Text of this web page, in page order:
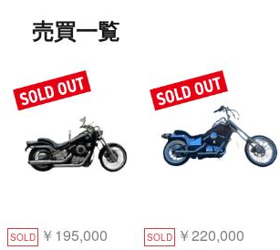
売買一覧
SOLD ￥195,000 SOLD ￥220,000